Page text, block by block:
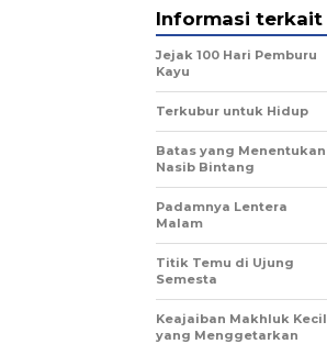
Informasi terkait
Jejak 100 Hari Pemburu
Kayu
Terkubur untuk Hidup
Batas yang Menentukan
Nasib Bintang
Padamnya Lentera
Malam
Titik Temu di Ujung
Semesta
Keajaiban Makhluk Kecil
yang Menggetarkan